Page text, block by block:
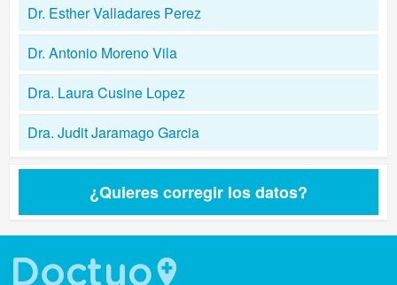
Dr. Esther Valladares Perez
Dr. Antonio Moreno Vila
Dra. Laura Cusine Lopez
Dra. Judit Jaramago Garcia
¿Quieres corregir los datos?